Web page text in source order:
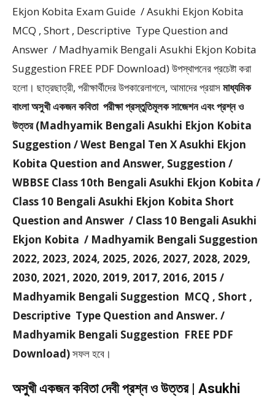
Ekjon Kobita Exam Guide / Asukhi Ekjon Kobita
MCQ , Short , Descriptive Type Question and
Answer / Madhyamik Bengali Asukhi Ekjon Kobita
Suggestion FREE PDF Download) উপস্থাপনের প্রচেষ্টা করা
হলাে। ছাত্রছাত্রী, পরীক্ষার্থীদের উপকারেলাগলে, আমাদের প্রয়াসমাধ্যমিক
বাংলা অসুখী একজন কবিতা পরীক্ষা প্রস্তুতিমূলক সাজেশন এবং প্রশ্ন ও
উত্তর (Madhyamik Bengali Asukhi Ekjon Kobita
Suggestion / West Bengal Ten X Asukhi Ekjon
Kobita Question and Answer, Suggestion /
WBBSE Class 10th Bengali Asukhi Ekjon Kobita /
Class 10 Bengali Asukhi Ekjon Kobita Short
Question and Answer / Class 10 Bengali Asukhi
Ekjon Kobita / Madhyamik Bengali Suggestion
2022, 2023, 2024, 2025, 2026, 2027, 2028, 2029,
2030, 2021, 2020, 2019, 2017, 2016, 2015 /
Madhyamik Bengali Suggestion MCQ , Short ,
Descriptive Type Question and Answer. /
Madhyamik Bengali Suggestion FREE PDF
Download)সফল হবে।
অসুখী একজন কবিতা দেবী প্রশ্ন ও উত্তর | Asukhi